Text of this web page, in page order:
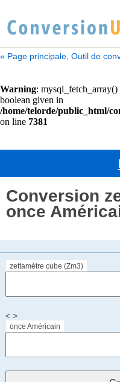
« Page principale, Outil de
Conversion
once
zettamètre cube (Zm3)
< >
once Américain